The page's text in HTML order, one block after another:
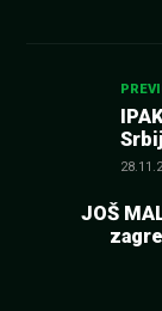
članka
JOŠ
tribinama